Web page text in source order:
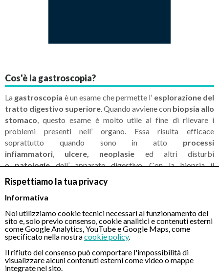
Rispettiamo la tua privacy
Informativa
Noi utilizziamo cookie tecnici necessari al funzionamento del
sito e, solo previo consenso, cookie analitici e contenuti esterni
come Google Analytics, YouTube e Google Maps, come
specificato nella nostracookie policy.
Il rifiuto del consenso può comportare l'impossibilità di
visualizzare alcuni contenuti esterni come video o mappe
integrate nel sito.
Cos'è la gastroscopia?
La gastroscopia è un esame che permette l’ esplorazione del
tratto digestivo superiore. Quando avviene con biopsia allo
stomaco, questo esame è molto utile al fine di rilevare i
problemi presenti nell’ organo. Essa risulta efficace
soprattutto quando sono in atto processi
infiammatori, ulcere, neoplasie ed altri disturbi
opatologiedell’ apparato digestivo. Con la biopsia il
gastroenterologo può prelevare
sostanze organiche che verranno analizzati per determinare la
presenza di eventuali problemi allo stomaco.
Quando è richiesta la gastroscopia con biopsia?
Questo esame è richiesto dal tuo medico quando sospetta
deiproblemi allo stomaco, all’esofago o al duodeno. Le